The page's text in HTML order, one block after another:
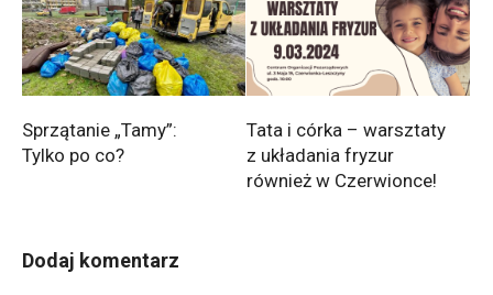
Sprzątanie „Tamy”:
Tylko po co?
Tata i córka – warsztaty
z układania fryzur
również w Czerwionce!
Dodaj komentarz